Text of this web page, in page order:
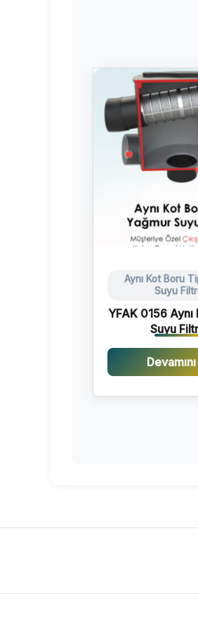
Aynı Kot Boru
Suyu
YFAK 0156 Aynı
Suyu